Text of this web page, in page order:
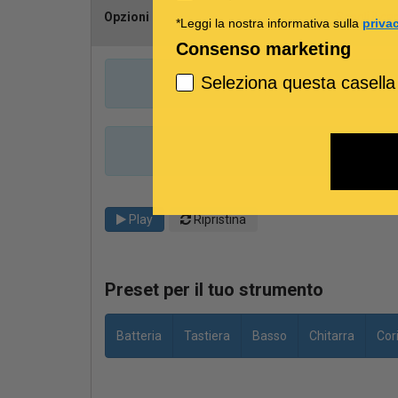
Opzioni Scegli il
Play Ripristina
Preset per il tuo strumento
Batteria Tastiera Basso Chitarra
Cori
*Leggi la nostra informativa sulla
Consenso marketing
Seleziona questa